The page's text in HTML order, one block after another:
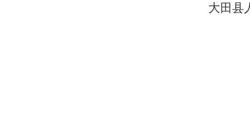
大田县人